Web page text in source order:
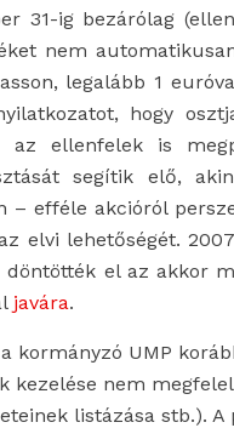
31-ig bezárólag
nem
legalább 1
hogy
ellenfelek is
segítik elő,
– efféle akcióról
elvi lehetőségét.
el az akkor
javára.
kormányzó UMP
kezelése nem
listázása stb.).